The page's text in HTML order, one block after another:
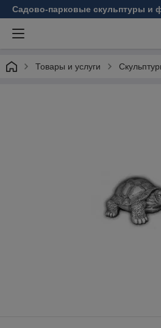
Садово-парковые скульптуры и
Товары и услуги